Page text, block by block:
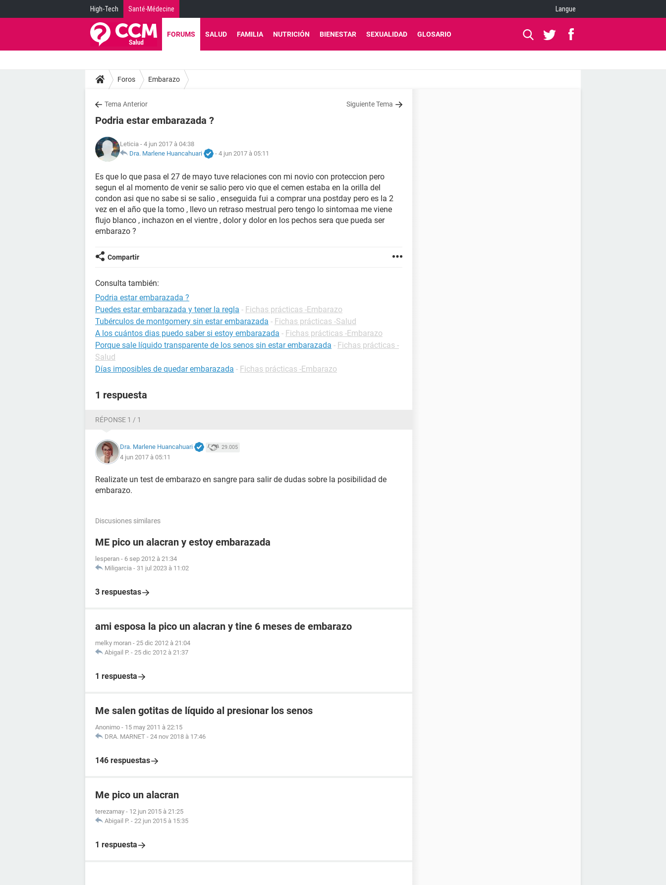
High-Tech Santé-Médecine Langue
FORUMS SALUD FAMILIA NUTRICIÓN BIENESTAR SEXUALIDAD GLOSARIO
Foros Embarazo
Tema Anterior Siguiente Tema
Podria estar embarazada ?
Leticia - 4 jun 2017 à 04:38
Dra. Marlene Huancahuari
- 4 jun 2017 à 05:11
Es que lo que pasa el 27 de mayo tuve relaciones con mi novio con proteccion pero
segun el al momento de venir se salio pero vio que el cemen estaba en la orilla del
condon asi que no sabe si se salio , enseguida fui a comprar una postday pero es la 2
vez en el año que la tomo , llevo un retraso mestrual pero tengo lo sintomaa me viene
flujo blanco , inchazon en el vientre , dolor y dolor en los pechos sera que pueda ser
embarazo ?
Compartir
Consulta también:
Podria estar embarazada ?
Puedes estar embarazada y tener la regla - Fichas prácticas -Embarazo
Tubérculos de montgomery sin estar embarazada - Fichas prácticas -Salud
A los cuántos dias puedo saber si estoy embarazada - Fichas prácticas -Embarazo
Porque sale líquido transparente de los senos sin estar embarazada - Fichas prácticas -
Salud
Días imposibles de quedar embarazada - Fichas prácticas -Embarazo
1 respuesta
RÉPONSE 1 / 1
Dra. Marlene Huancahuari 29.005
4 jun 2017 à 05:11
Realizate un test de embarazo en sangre para salir de dudas sobre la posibilidad de
embarazo.
Discusiones similares
ME pico un alacran y estoy embarazada
lesperan - 6 sep 2012 à 21:34
Miligarcia - 31 jul 2023 à 11:02
3 respuestas
ami esposa la pico un alacran y tine 6 meses de embarazo
melky moran - 25 dic 2012 à 21:04
Abigail P. - 25 dic 2012 à 21:37
1 respuesta
Me salen gotitas de líquido al presionar los senos
Anonimo - 15 may 2011 à 22:15
DRA. MARNET - 24 nov 2018 à 17:46
146 respuestas
Me pico un alacran
terezamay - 12 jun 2015 à 21:25
Abigail P. - 22 jun 2015 à 15:35
1 respuesta